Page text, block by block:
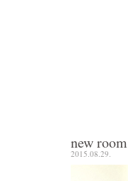
new room
2015.08.29.